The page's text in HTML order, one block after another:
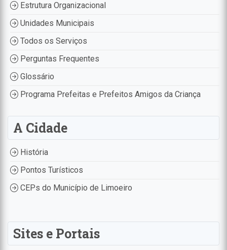
Estrutura Organizacional
Unidades Municipais
Todos os Serviços
Perguntas Frequentes
Glossário
Programa Prefeitas e Prefeitos Amigos da Criança
A Cidade
História
Pontos Turísticos
CEPs do Município de Limoeiro
Sites e Portais